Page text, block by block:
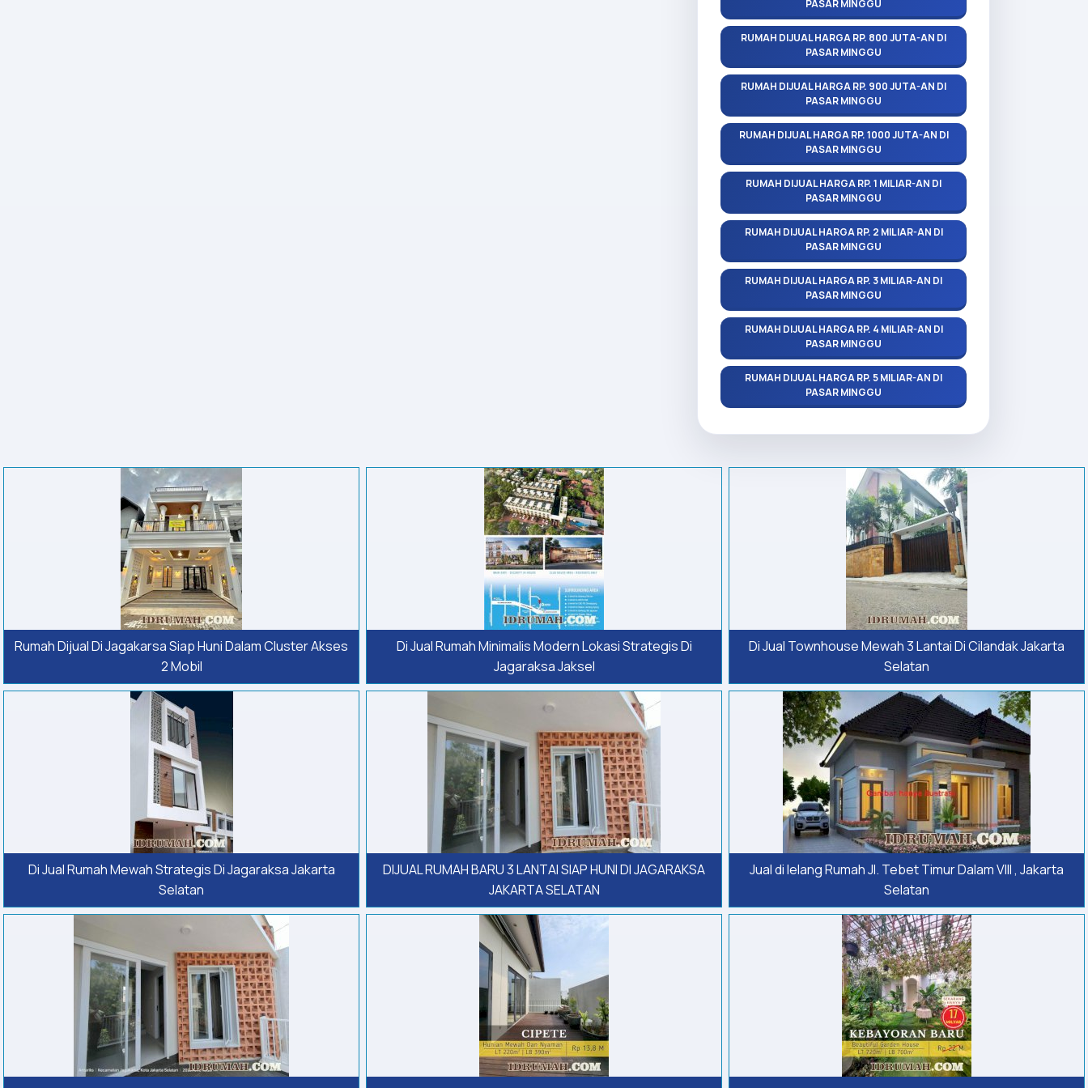
PASAR MINGGU
RUMAH DIJUAL HARGA RP. 800 JUTA-AN DI
PASAR MINGGU
RUMAH DIJUAL HARGA RP. 900 JUTA-AN DI
PASAR MINGGU
RUMAH DIJUAL HARGA RP. 1000 JUTA-AN DI
PASAR MINGGU
RUMAH DIJUAL HARGA RP. 1 MILIAR-AN DI
PASAR MINGGU
RUMAH DIJUAL HARGA RP. 2 MILIAR-AN DI
PASAR MINGGU
RUMAH DIJUAL HARGA RP. 3 MILIAR-AN DI
PASAR MINGGU
RUMAH DIJUAL HARGA RP. 4 MILIAR-AN DI
PASAR MINGGU
RUMAH DIJUAL HARGA RP. 5 MILIAR-AN DI
PASAR MINGGU
Rumah Dijual Di Jagakarsa Siap Huni Dalam Cluster Akses
2 Mobil
Di Jual Rumah Minimalis Modern Lokasi Strategis Di
Jagaraksa Jaksel
Di Jual Townhouse Mewah 3 Lantai Di Cilandak Jakarta
Selatan
Di Jual Rumah Mewah Strategis Di Jagaraksa Jakarta
Selatan
DIJUAL RUMAH BARU 3 LANTAI SIAP HUNI DI JAGARAKSA
JAKARTA SELATAN
Jual di lelang Rumah Jl. Tebet Timur Dalam VIII , Jakarta
Selatan